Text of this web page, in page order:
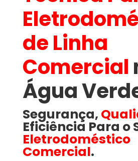
de Linha
Comercial
Água
Segurança,
Eficiência Para o
Eletrodoméstico
Comercial.